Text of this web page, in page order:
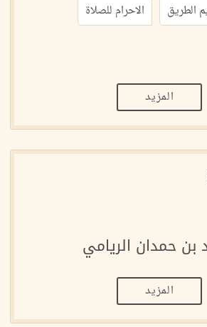
الطريق
الاحرام للصلاة
المزيد
بن حمدان الريامي
المزيد